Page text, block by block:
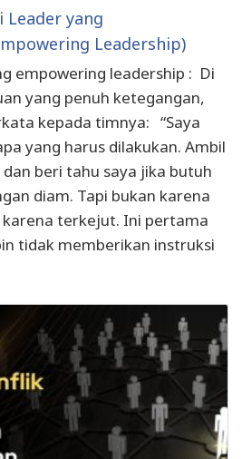
Leader yang
Leadership)
empowering leadership : Di
yang penuh ketegangan,
kepada timnya: “Saya
yang harus dilakukan. Ambil
beri tahu saya jika butuh
diam. Tapi bukan karena
terkejut. Ini pertama
tidak memberikan instruksi